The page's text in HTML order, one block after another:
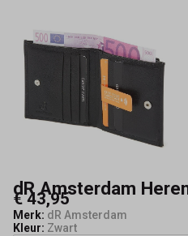
dR Amsterdam
€ 43,95
Merk: dR Amsterdam
Kleur: Zwart